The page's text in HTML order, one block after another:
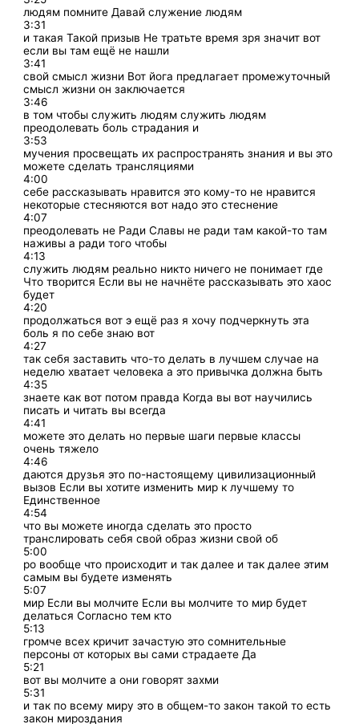
людям помните Давай служение людям
3:31
и такая Такой призыв Не тратьте время зря значит вот
если вы там ещё не нашли
3:41
свой смысл жизни Вот йога предлагает промежуточный
смысл жизни он заключается
3:46
в том чтобы служить людям служить людям
преодолевать боль страдания и
3:53
мучения просвещать их распространять знания и вы это
можете сделать трансляциями
4:00
себе рассказывать нравится это кому-то не нравится
некоторые стесняются вот надо это стеснение
4:07
преодолевать не Ради Славы не ради там какой-то там
наживы а ради того чтобы
4:13
служить людям реально никто ничего не понимает где
Что творится Если вы не начнёте рассказывать это хаос
будет
4:20
продолжаться вот э ещё раз я хочу подчеркнуть эта
боль я по себе знаю вот
4:27
так себя заставить что-то делать в лучшем случае на
неделю хватает человека а это привычка должна быть
4:35
знаете как вот потом правда Когда вы вот научились
писать и читать вы всегда
4:41
можете это делать но первые шаги первые классы
очень тяжело
4:46
даются друзья это по-настоящему цивилизационный
вызов Если вы хотите изменить мир к лучшему то
Единственное
4:54
что вы можете иногда сделать это просто
транслировать себя свой образ жизни свой об
5:00
ро вообще что происходит и так далее и так далее этим
самым вы будете изменять
5:07
мир Если вы молчите Если вы молчите то мир будет
делаться Согласно тем кто
5:13
громче всех кричит зачастую это сомнительные
персоны от которых вы сами страдаете Да
5:21
вот вы молчите а они говорят захми
5:31
и так по всему миру это в общем-то закон такой то есть
закон мироздания